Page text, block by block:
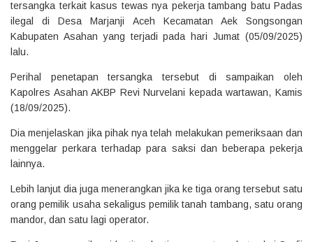
tersangka terkait kasus tewas nya pekerja tambang batu Padas
ilegal di Desa Marjanji Aceh Kecamatan Aek Songsongan
Kabupaten Asahan yang terjadi pada hari Jumat (05/09/2025)
lalu.
Perihal penetapan tersangka tersebut di sampaikan oleh
Kapolres Asahan AKBP Revi Nurvelani kepada wartawan, Kamis
(18/09/2025).
Dia menjelaskan jika pihak nya telah melakukan pemeriksaan dan
menggelar perkara terhadap para saksi dan beberapa pekerja
lainnya.
Lebih lanjut dia juga menerangkan jika ke tiga orang tersebut satu
orang pemilik usaha sekaligus pemilik tanah tambang, satu orang
mandor, dan satu lagi operator.